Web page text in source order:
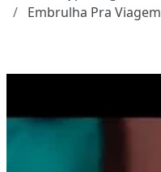
Embrulha Pra Viagem